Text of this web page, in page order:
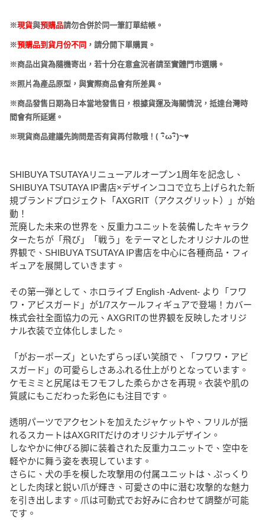
※現貨與預購品請勿合併於同一筆訂單結帳。
※預購品到貨月份不同 ，請分開下單購買。
※商品出貨為隨機寄出，若十分在意盒況者請至實體門市選購。
※照片為產品原型，與實際商品會有所差異。
※商品發售日期為日本當地發售日，根據貨運及海關情況，抵達台灣時
間會有所延遲。
※現貨商品建議先詢問是否有貨再付款哦！ (･ω･)~♥
SHIBUYA TSUTAYAリニューアルオープン1周年を記念し、
SHIBUYA TSUTAYA IP書店×デザインココで立ち上げられた新
規ブランドプロジェクト「AXGRIT（アクスグリット）」が始
動！
荒廃した未来の世界を、反重力ユニットを装備したキャラク
ターたちが「飛び」「戦う」をテーマとしたオリジナルの世
界観で、SHIBUYA TSUTAYA IP書店を中心に各種商品・フィ
ギュアを展開していきます。
その第一弾として、ホロライブ English -Advent- より「フワ
ワ・アビスガード」が1/7スケールフィギュアで登場！カバー
株式会社全面協力の元、AXGRITの世界観を反映したオリジ
ナル衣装で立体化しました。
「がおーポーズ」といたずらっぽい笑顔で、「フワワ・アビ
スガード」の可愛らしさあふれる仕上がりとなっています。
ケモミミと尻尾はモフモフした柔らかさを再現。衣装や肌の
質感にもこだわった彩色にも注目です。
透明パーツでアクセントを加えたジャケットや、フリルが揺
れるスカートはAXGRITだけのオリジナルデザイン。
しなやかに伸びる脚に装着された反重力ユニットで、空中を
軽やかに舞う姿を表現しています。
さらに、犬の手を模した攻撃用の付属ユニットは、ぷっくり
とした肉球と鋭い爪が輝き、可愛さの中に潜む攻撃的な魅力
を引き出します。爪は可動式でお好みに合わせて調整が可能
です。